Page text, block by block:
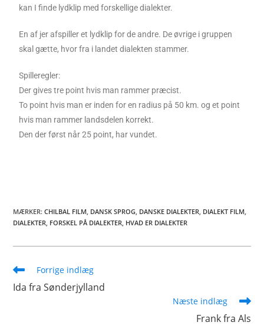
kan I finde lydklip med forskellige dialekter.
En af jer afspiller et lydklip for de andre. De øvrige i gruppen
skal gætte, hvor fra i landet dialekten stammer.
Spilleregler:
Der gives tre point hvis man rammer præcist.
To point hvis man er inden for en radius på 50 km. og et point
hvis man rammer landsdelen korrekt.
Den der først når 25 point, har vundet.
MÆRKER:CHILBAL FILM, DANSK SPROG, DANSKE DIALEKTER, DIALEKT FILM,
DIALEKTER, FORSKEL PÅ DIALEKTER, HVAD ER DIALEKTER
Forrige indlæg
Ida fra Sønderjylland
Næste indlæg
Frank fra Als